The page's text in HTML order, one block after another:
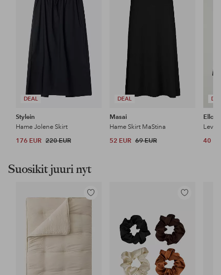
DEAL
Stylein
Hame Jolene Skirt
176 EUR 220 EUR
DEAL
Masai
Hame Skirt MaStina
52 EUR 69 EUR
Ellos
40
Suosikit juuri nyt
Lisää
Lisää